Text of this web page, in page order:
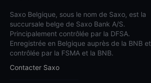
Saxo Belgique, sous le nom de Saxo, est la
succursale belge de Saxo Bank A/S.
Principalement contrôlée par la DFSA.
Enregistrée en Belgique auprès de la BNB et
contrôlée par la FSMA et la BNB.
Contacter Saxo